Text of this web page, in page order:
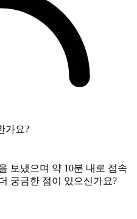
가요?
보냈으며 약 10분 내로 접속
궁금한 점이 있으신가요?